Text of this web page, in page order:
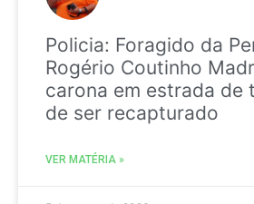
Policia: Foragido da
Rogério Coutinho
carona em estrada de
de ser recapturado
VER MATÉRIA »